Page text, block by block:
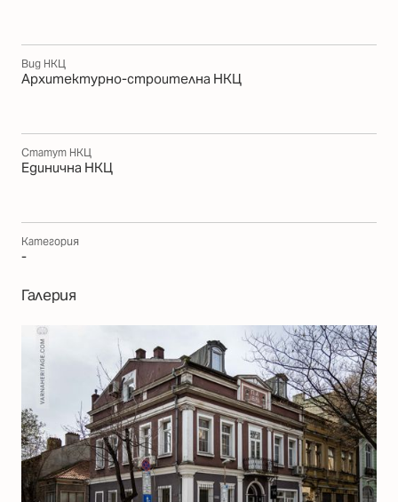
Вид НКЦ
Архитектурно-строителна НКЦ
Статут НКЦ
Единична НКЦ
Категория
-
Галерия